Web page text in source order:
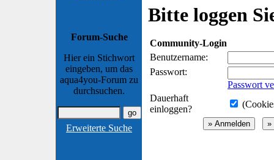
Forum-Suche
Hier ein Stichwort
eingeben, um das
aqua4you-Forum zu
durchsuchen.
Erweiterte Suche
Bitte loggen
Community-Login
Benutzername:
Passwort:
Passwort
Dauerhaft
einloggen?